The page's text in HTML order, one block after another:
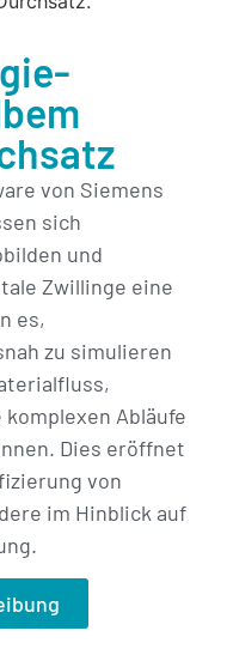
von Siemens
sich
und
Zwillinge eine
es,
zu simulieren
Abläufe
Dies eröffnet
von
im Hinblick auf